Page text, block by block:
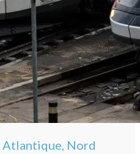
Atlantique, Nord